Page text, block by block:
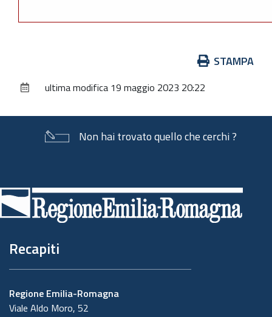
documento
STAMPA
ultima modifica 19 maggio 2023 20:22
Non hai trovato quello che cerchi ?
di
pagina
Recapiti
Regione Emilia-Romagna
Viale Aldo Moro, 52